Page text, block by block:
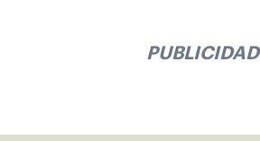
PUBLICIDAD